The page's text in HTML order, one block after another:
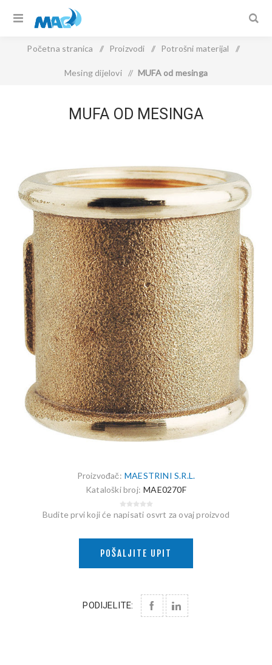
Početna stranica / Proizvodi / Potrošni materijal /
Mesing dijelovi / MUFA od mesinga
MUFA OD MESINGA
Proizvođač: MAESTRINI S.R.L.
Kataloški broj: MAE0270F
Budite prvi koji će napisati osvrt za ovaj proizvod
POŠALJITE UPIT
PODIJELITE: